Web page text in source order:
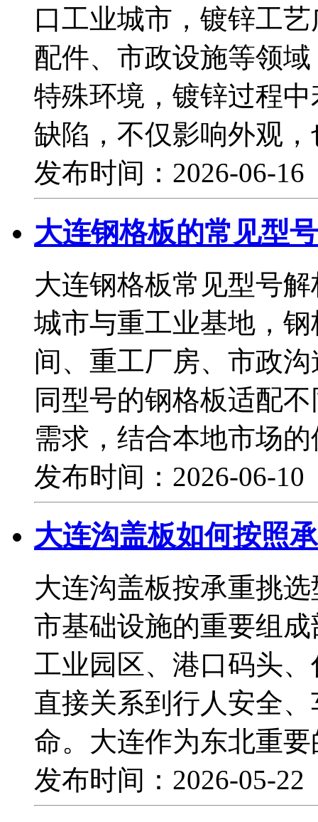
口工业城市，镀锌工
配件、市政设施等领
特殊环境，镀锌过程
缺陷，不仅影响外观
发布时间：2026-06-
大连钢格板的常见型
大连钢格板常见型号
城市与重工业基地，
间、重工厂房、市政
同型号的钢格板适配
需求，结合本地市场
发布时间：2026-06-
大连沟盖板如何按照
大连沟盖板按承重挑
市基础设施的重要组
工业园区、港口码头
直接关系到行人安全
命。大连作为东北重
发布时间：2026-05-